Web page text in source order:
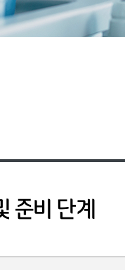
준비 단계